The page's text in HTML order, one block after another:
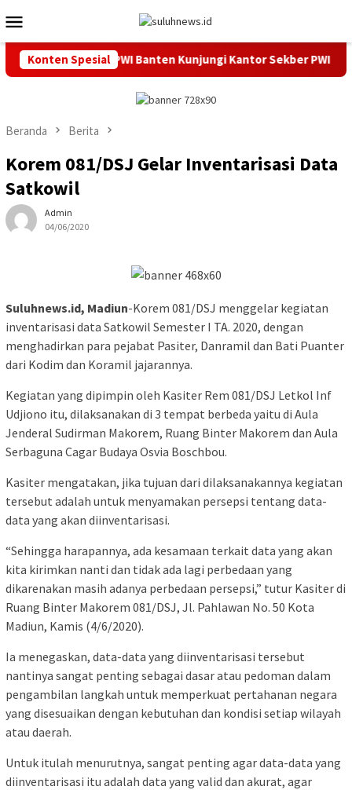
ke
kontenMobile
Konten Spesial
Daerah, Ketua PWI Banten Kunjungi Kantor Sekber PWI dan
Beranda Berita
Korem 081/DSJ Gelar Inventarisasi Data
Satkowil
Admin
04/06/2020
Suluhnews.id, Madiun-Korem 081/DSJ menggelar kegiatan
inventarisasi data Satkowil Semester I TA. 2020, dengan
menghadirkan para pejabat Pasiter, Danramil dan Bati Puanter
dari Kodim dan Koramil jajarannya.
Kegiatan yang dipimpin oleh Kasiter Rem 081/DSJ Letkol Inf
Udjiono itu, dilaksanakan di 3 tempat berbeda yaitu di Aula
Jenderal Sudirman Makorem, Ruang Binter Makorem dan Aula
Serbaguna Cagar Budaya Osvia Boschbou.
Kasiter mengatakan, jika tujuan dari dilaksanakannya kegiatan
tersebut adalah untuk menyamakan persepsi tentang data-
data yang akan diinventarisasi.
“Sehingga harapannya, ada kesamaan terkait data yang akan
kita kirimkan nanti dan tidak ada lagi perbedaan yang
dikarenakan masih adanya perbedaan persepsi,” tutur Kasiter di
Ruang Binter Makorem 081/DSJ, Jl. Pahlawan No. 50 Kota
Madiun, Kamis (4/6/2020).
Ia menegaskan, data-data yang diinventarisasi tersebut
nantinya sangat penting sebagai dasar atau pedoman dalam
pengambilan langkah untuk memperkuat pertahanan negara
yang disesuaikan dengan kebutuhan dan kondisi setiap wilayah
atau daerah.
Untuk itulah menurutnya, sangat penting agar data-data yang
diinventarisasi itu adalah data yang valid dan akurat, agar